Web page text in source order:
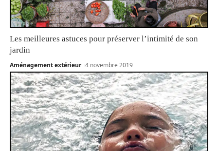
Les meilleures astuces pour préserver l’intimité de son
jardin
Aménagement extérieur 4 novembre 2019